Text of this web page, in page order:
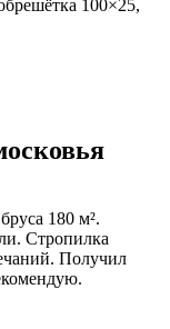
100×25,
180 м².
Стропилка
Получил